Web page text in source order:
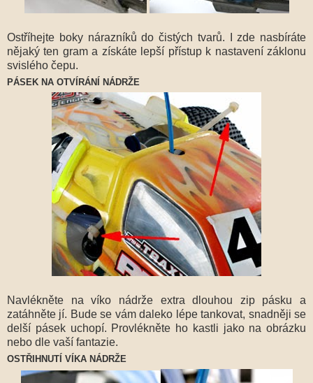
Ostříhejte boky nárazníků do čistých tvarů. I zde nasbíráte
nějaký ten gram a získáte lepší přístup k nastavení záklonu
svislého čepu.
PÁSEK NA OTVÍRÁNÍ NÁDRŽE
Navlékněte na víko nádrže extra dlouhou zip pásku a
zatáhněte jí. Bude se vám daleko lépe tankovat, snadněji se
delší pásek uchopí. Provlékněte ho kastli jako na obrázku
nebo dle vaší fantazie.
OSTŘIHNUTÍ VÍKA NÁDRŽE